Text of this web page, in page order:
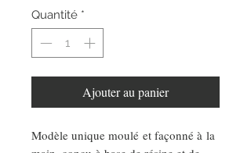
Quantité *
Ajouter au panier
Modèle unique moulé et façonné à la